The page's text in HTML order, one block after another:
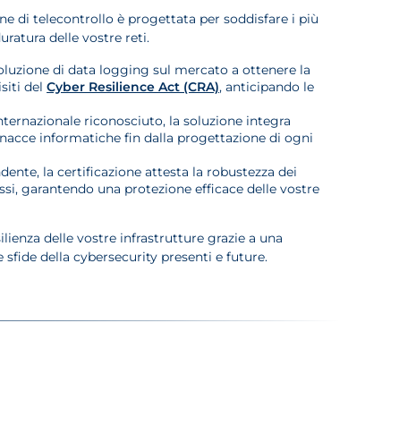
di telecontrollo è progettata per soddisfare i più
delle vostre reti.
di data logging sul mercato a ottenere la
delCyber Resilience Act (CRA), anticipando le
riconosciuto, la soluzione integra
informatiche fin dalla progettazione di ogni
la certificazione attesta la robustezza dei
garantendo una protezione efficace delle vostre
delle vostre infrastrutture grazie a una
della cybersecurity presenti e future.